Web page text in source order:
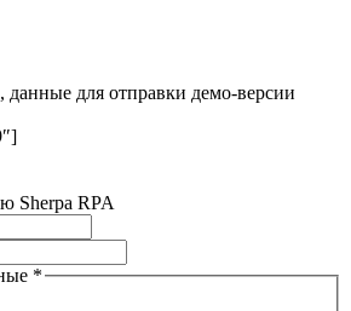
данные для отправки демо-версии
Sherpa RPA
*